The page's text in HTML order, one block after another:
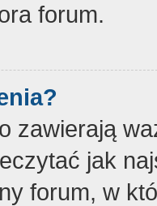
forum.
zawierają
jak
forum, w